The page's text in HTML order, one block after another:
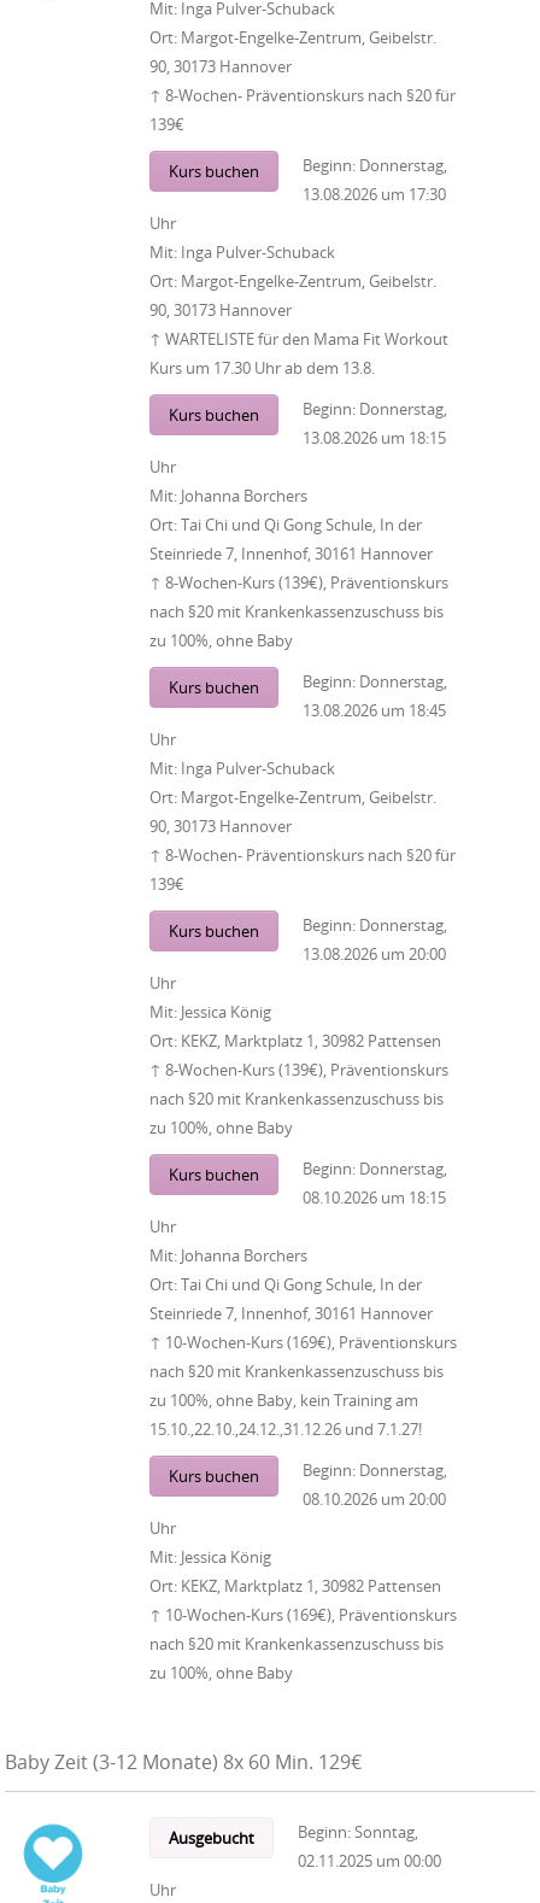
Mit: Inga Pulver-Schuback
Ort: Margot-Engelke-Zentrum, Geibelstr.
90, 30173 Hannover
↑ 8-Wochen- Präventionskurs nach §20 für
139€
Kurs buchen Beginn: Donnerstag,
13.08.2026 um 17:30
Uhr
Mit: Inga Pulver-Schuback
Ort: Margot-Engelke-Zentrum, Geibelstr.
90, 30173 Hannover
↑ WARTELISTE für den Mama Fit Workout
Kurs um 17.30 Uhr ab dem 13.8.
Kurs buchen Beginn: Donnerstag,
13.08.2026 um 18:15
Uhr
Mit: Johanna Borchers
Ort:Tai Chi und Qi Gong Schule, In der
Steinriede 7, Innenhof, 30161 Hannover
↑ 8-Wochen-Kurs (139€), Präventionskurs
nach §20 mit Krankenkassenzuschuss bis
zu 100%, ohne Baby
Kurs buchen Beginn: Donnerstag,
13.08.2026 um 18:45
Uhr
Mit: Inga Pulver-Schuback
Ort: Margot-Engelke-Zentrum, Geibelstr.
90, 30173 Hannover
↑ 8-Wochen- Präventionskurs nach §20 für
139€
Kurs buchen Beginn: Donnerstag,
13.08.2026 um 20:00
Uhr
Mit: Jessica König
Ort: KEKZ, Marktplatz 1, 30982 Pattensen
↑ 8-Wochen-Kurs (139€), Präventionskurs
nach §20 mit Krankenkassenzuschuss bis
zu 100%, ohne Baby
Kurs buchen Beginn: Donnerstag,
08.10.2026 um 18:15
Uhr
Mit: Johanna Borchers
Ort:Tai Chi und Qi Gong Schule, In der
Steinriede 7, Innenhof, 30161 Hannover
↑ 10-Wochen-Kurs (169€), Präventionskurs
nach §20 mit Krankenkassenzuschuss bis
zu 100%, ohne Baby, kein Training am
15.10.,22.10.,24.12.,31.12.26 und 7.1.27!
Kurs buchen Beginn: Donnerstag,
08.10.2026 um 20:00
Uhr
Mit: Jessica König
Ort: KEKZ, Marktplatz 1, 30982 Pattensen
↑ 10-Wochen-Kurs (169€), Präventionskurs
nach §20 mit Krankenkassenzuschuss bis
zu 100%, ohne Baby
Baby Zeit (3-12 Monate) 8x 60 Min. 129€
Ausgebucht Beginn:Sonntag,
02.11.2025 um 00:00
Uhr